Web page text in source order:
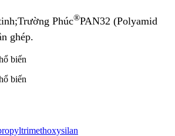
Trường Phúc®PAN32 (Polyamid
ghép.
biến
biến